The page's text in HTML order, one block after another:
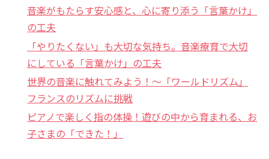
音楽がもたらす安心感と、心に寄り添う「言葉かけ」
の工夫
「やりたくない」も大切な気持ち。音楽療育で大切
にしている「言葉かけ」の工夫
世界の音楽に触れてみよう！〜「ワールドリズム」
フランスのリズムに挑戦
ピアノで楽しく指の体操！遊びの中から育まれる、お
子さまの「できた！」